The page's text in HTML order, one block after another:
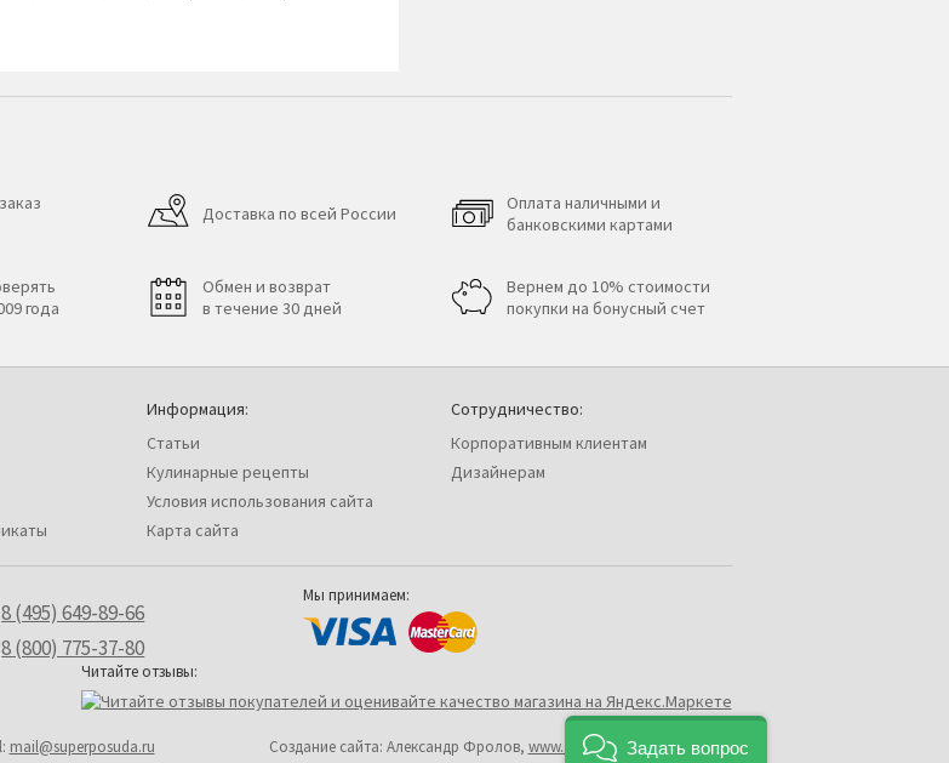
года
Доставка по всей России
Обмен и возврат
в течение 30 дней
Оплата наличными и
банковскими картами
Вернем до 10% стоимости
покупки на бонусный счет
Информация:
Статьи
Кулинарные рецепты
Условия использования сайта
Карта сайта
Сотрудничество:
Корпоративным клиентам
Дизайнерам
8 (495) 649-89-66
8 (800) 775-37-80
Мы принимаем:
Читайте отзывы:
mail@superposuda.ru Создание сайта: Александр Фролов, www.shop2you.ruЗадать вопрос